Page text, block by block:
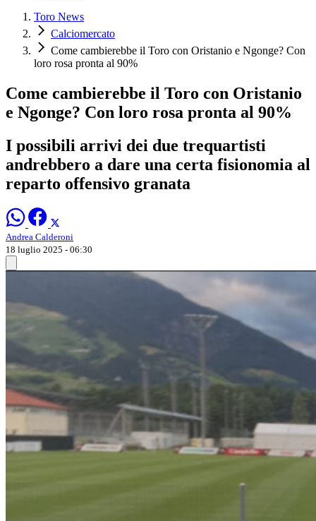
Toro News
Calciomercato
Come cambierebbe il Toro con Oristanio e Ngonge? Con
loro rosa pronta al 90%
Come cambierebbe il Toro con Oristanio
e Ngonge? Con loro rosa pronta al 90%
I possibili arrivi dei due trequartisti
andrebbero a dare una certa fisionomia al
reparto offensivo granata
Andrea Calderoni
18 luglio 2025 - 06:30